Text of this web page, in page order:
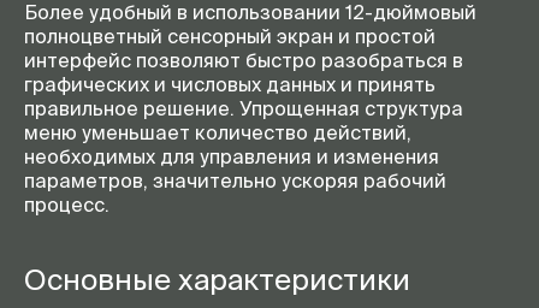
Более удобный в использовании 12-дюймовый
полноцветный сенсорный экран и простой
интерфейс позволяют быстро разобраться в
графических и числовых данных и принять
правильное решение. Упрощенная структура
меню уменьшает количество действий,
необходимых для управления и изменения
параметров, значительно ускоряя рабочий
процесс.
Основные характеристики